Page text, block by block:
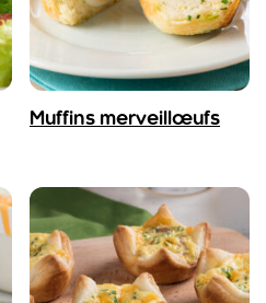
Muffins merveillœufs